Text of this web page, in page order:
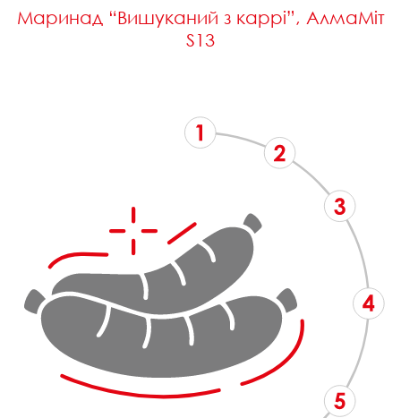
Маринад “Вишуканий з каррі”, АлмаМіт
S13